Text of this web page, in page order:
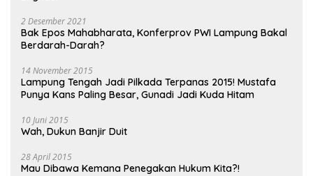
2 Desember 2021
Bak Epos Mahabharata, Konferprov PWI Lampung Bakal
Berdarah-Darah?
14 November 2015
Lampung Tengah Jadi Pilkada Terpanas 2015! Mustafa
Punya Kans Paling Besar, Gunadi Jadi Kuda Hitam
10 Juni 2015
Wah, Dukun Banjir Duit
28 April 2015
Mau Dibawa Kemana Penegakan Hukum Kita?!